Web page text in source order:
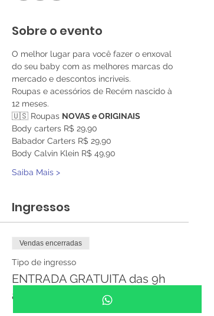
Sobre o evento
O melhor lugar para você fazer o enxoval
do seu baby com as melhores marcas do
mercado e descontos incriveis.
Roupas e acessórios de Recém nascido à
12 meses.
🇺🇸 Roupas NOVAS e ORIGINAIS
Body carters R$ 29,90
Babador Carters R$ 29,90
Body Calvin Klein R$ 49,90
Saiba Mais >
Ingressos
Vendas encerradas
Tipo de ingresso
ENTRADA GRATUITA das 9h
às 17h